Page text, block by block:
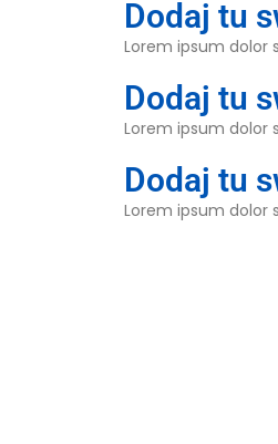
Dodaj tu
Lorem ipsum dolor
Dodaj tu
Lorem ipsum dolor
Dodaj tu
Lorem ipsum dolor